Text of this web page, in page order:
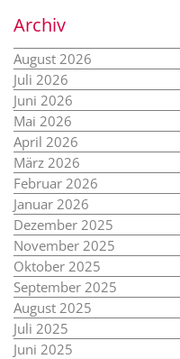
Archiv
August 2026
Juli 2026
Juni 2026
Mai 2026
April 2026
März 2026
Februar 2026
Januar 2026
Dezember 2025
November 2025
Oktober 2025
September 2025
August 2025
Juli 2025
Juni 2025